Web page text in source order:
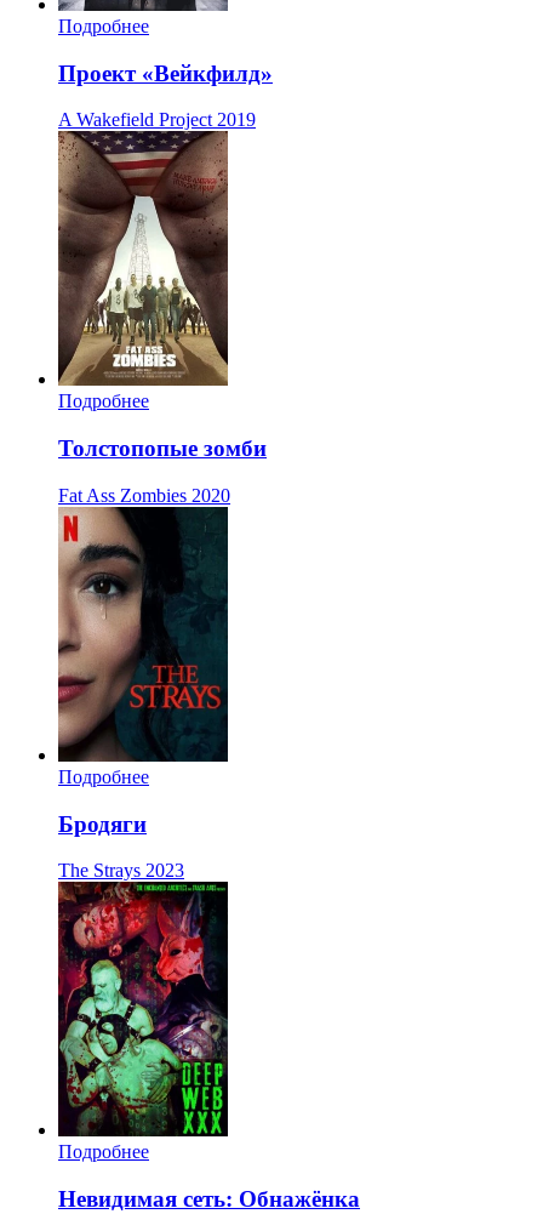
Подробнее
Проект «Вейкфилд»
A Wakefield Project 2019
Подробнее
Толстопопые зомби
Fat Ass Zombies 2020
Подробнее
Бродяги
The Strays 2023
Подробнее
Невидимая сеть: Обнажёнка